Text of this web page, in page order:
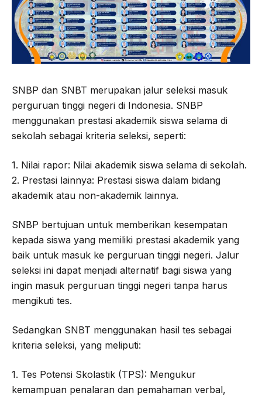
SNBP dan SNBT merupakan jalur seleksi masuk
perguruan tinggi negeri di Indonesia. SNBP
menggunakan prestasi akademik siswa selama di
sekolah sebagai kriteria seleksi, seperti:
1. Nilai rapor: Nilai akademik siswa selama di sekolah.
2. Prestasi lainnya: Prestasi siswa dalam bidang
akademik atau non-akademik lainnya.
SNBP bertujuan untuk memberikan kesempatan
kepada siswa yang memiliki prestasi akademik yang
baik untuk masuk ke perguruan tinggi negeri. Jalur
seleksi ini dapat menjadi alternatif bagi siswa yang
ingin masuk perguruan tinggi negeri tanpa harus
mengikuti tes.
Sedangkan SNBT menggunakan hasil tes sebagai
kriteria seleksi, yang meliputi:
1. Tes Potensi Skolastik (TPS): Mengukur
kemampuan penalaran dan pemahaman verbal,